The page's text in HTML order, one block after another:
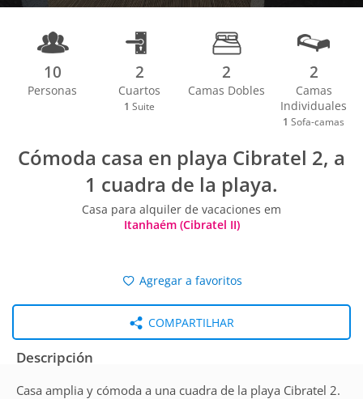
10
Personas
2
Cuartos
1 Suite
2
Camas Dobles
2
Camas
Individuales
1 Sofa-camas
Cómoda casa en playa Cibratel 2, a
1 cuadra de la playa.
Casa para alquiler de vacaciones em
Itanhaém (Cibratel II)
Agregar a favoritos
COMPARTILHAR
Descripción
Casa amplia y cómoda a una cuadra de la playa Cibratel 2.